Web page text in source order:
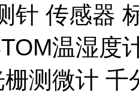
针 传感器
温湿度
测微计